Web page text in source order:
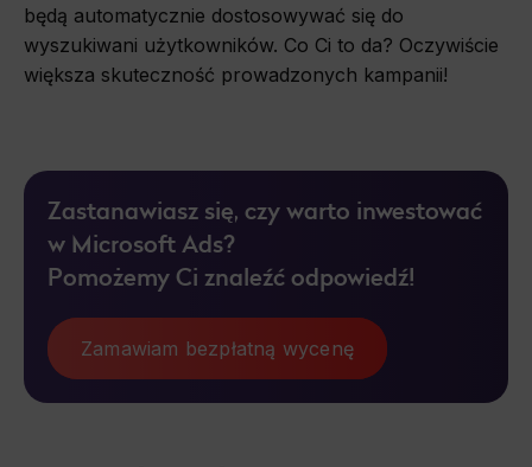
będą automatycznie dostosowywać się do
wyszukiwani użytkowników. Co Ci to da? Oczywiście
większa skuteczność prowadzonych kampanii!
Zastanawiasz się, czy warto inwestować
w Microsoft Ads?
Pomożemy Ci znaleźć odpowiedź!
Zamawiam bezpłatną wycenę